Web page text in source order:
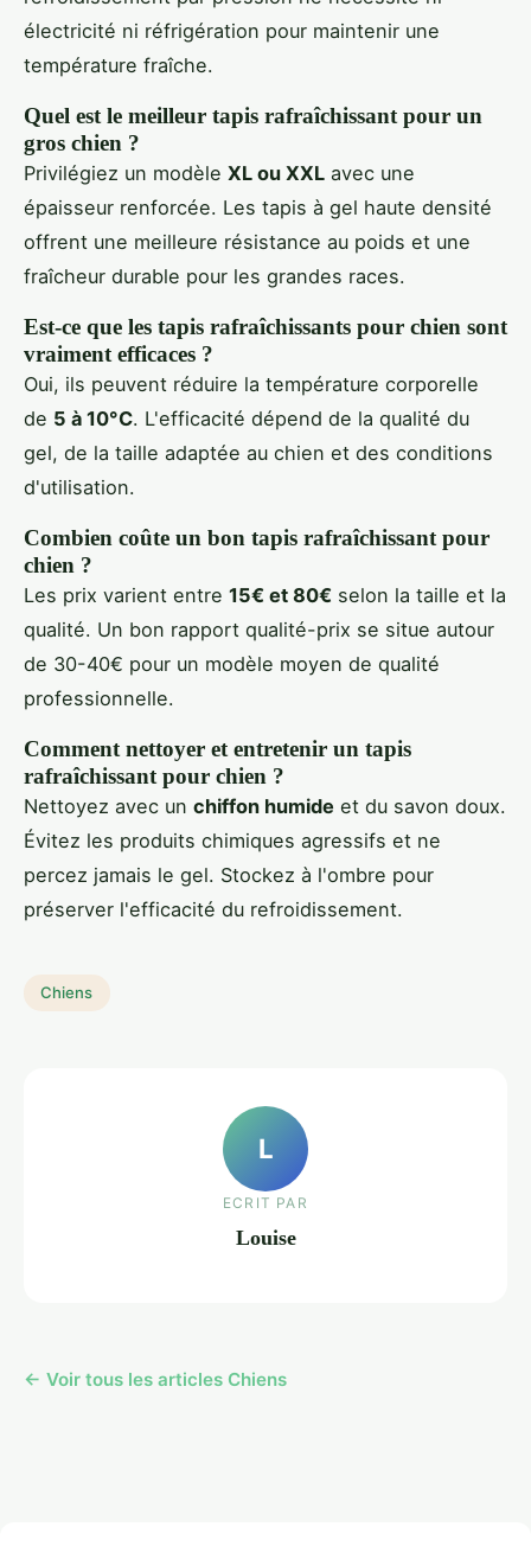
électricité ni réfrigération pour maintenir une
température fraîche.
Quel est le meilleur tapis rafraîchissant pour un
gros chien ?
Privilégiez un modèle XL ou XXL avec une
épaisseur renforcée. Les tapis à gel haute densité
offrent une meilleure résistance au poids et une
fraîcheur durable pour les grandes races.
Est-ce que les tapis rafraîchissants pour chien sont
vraiment efficaces ?
Oui, ils peuvent réduire la température corporelle
de 5 à 10°C. L'efficacité dépend de la qualité du
gel, de la taille adaptée au chien et des conditions
d'utilisation.
Combien coûte un bon tapis rafraîchissant pour
chien ?
Les prix varient entre 15€ et 80€ selon la taille et la
qualité. Un bon rapport qualité-prix se situe autour
de 30-40€ pour un modèle moyen de qualité
professionnelle.
Comment nettoyer et entretenir un tapis
rafraîchissant pour chien ?
Nettoyez avec un chiffon humide et du savon doux.
Évitez les produits chimiques agressifs et ne
percez jamais le gel. Stockez à l'ombre pour
préserver l'efficacité du refroidissement.
Chiens
L
ECRIT PAR
Louise
← Voir tous les articles Chiens